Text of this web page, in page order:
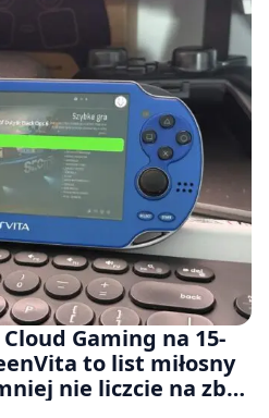
Gaming na 15-
to list miłosny
nie liczcie na zbyt